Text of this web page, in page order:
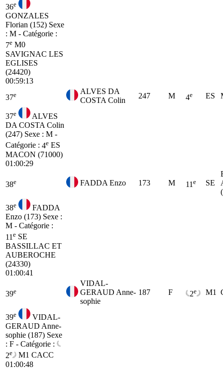
36e
GONZALES
Florian (152) Sexe
: M - Catégorie :
7e M0
SAVIGNAC LES
EGLISES
(24420)
00:59:13
37e
ALVES DA
COSTA Colin
247 M 4e ES
37e
ALVES
DA COSTA Colin
(247) Sexe : M -
Catégorie : 4e ES
MACON (71000)
01:00:29
38e FADDA Enzo 173 M 11 e SE
38e
FADDA
Enzo (173) Sexe :
M - Catégorie :
11 e SE
BASSILLAC ET
AUBEROCHE
(24330)
01:00:41
39e
VIDAL-
GERAUD Anne-
sophie
187 F 2e M1
39e
VIDAL-
GERAUD Anne-
sophie (187) Sexe
: F - Catégorie :
2e M1 CACC
01:00:48